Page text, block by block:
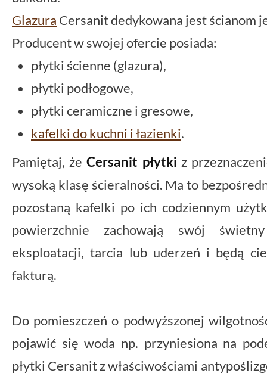
Glazura Cersanit dedykowana jest ścianom
Producent w swojej ofercie posiada:
płytki ścienne (glazura),
płytki podłogowe,
płytki ceramiczne i gresowe,
kafelki do kuchni i łazienki.
Pamiętaj, żeCersanit płytki z
wysoką klasę ścieralności. Ma to
pozostaną kafelki po ich codziennym
powierzchnie zachowają swój
eksploatacji, tarcia lub uderzeń i będą
fakturą.
Do pomieszczeń o podwyższonej
pojawić się woda np. przyniesiona na
płytki Cersanit z właściwościami